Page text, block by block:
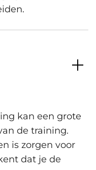
kan een grote
de training.
is zorgen voor
dat je de